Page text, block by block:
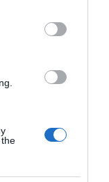
att du ska
Läs mer